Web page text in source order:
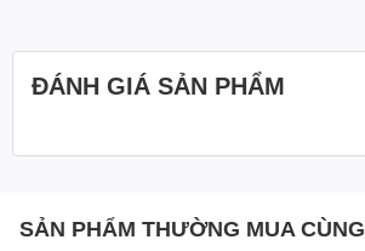
ĐÁNH GIÁ SẢN PHẨM
SẢN PHẨM THƯỜNG MUA CÙNG